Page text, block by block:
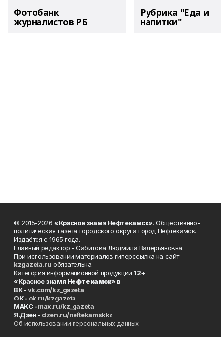
Фотобанк
журналистов РБ
Рубрика "Еда и
напитки"
© 2015-2026 «Красное знамя Нефтекамск». Общественно-
политическая газета городского округа город Нефтекамск.
Издаётся с 1965 года.
Главный редактор - Сабитова Людмила Валерьяновна.
При использовании материалов гиперссылка на сайт
kzgazeta.ru обязательна.
Категория информационной продукции 12+
«Красное знамя Нефтекамск» в
ВК -vk.com/kz_gazeta
ОК - ok.ru/kzgazeta
MAKC - max.ru/kz_gazeta
Я.Дзен - dzen.ru/neftekamskkz
Об использовании персональных данных